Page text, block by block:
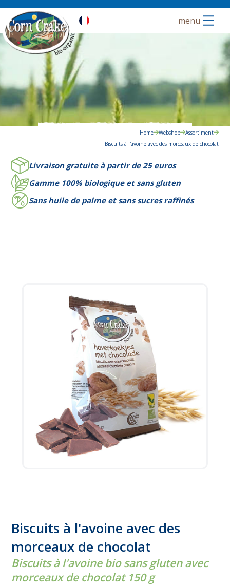
menu
Home Webshop
Assortiment
Biscuits à l'avoine avec des morceaux de chocolat
Livraison gratuite à partir de 25 euros
Gamme 100% biologique et sans gluten
Sans huile de palme et sans sucres raffinés
Biscuits à l'avoine avec des
morceaux de chocolat
Biscuits à l'avoine bio sans gluten avec
morceaux de chocolat 150 g